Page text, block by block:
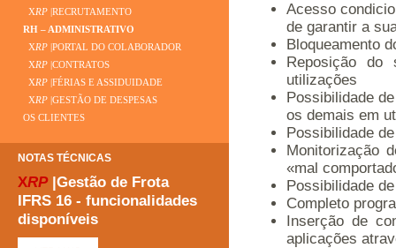
XRP |RECRUTAMENTO
RH – ADMINISTRATIVO
XRP |PORTAL DO COLABORADOR
XRP |CONTRATOS
XRP |FÉRIAS E ASSIDUIDADE
XRP |GESTÃO DE DESPESAS
OS CLIENTES
NOTAS TÉCNICAS
XRP|Gestão de Frota
IFRS 16 - funcionalidades
disponíveis
Acesso
de garantir a
Bloqueamento
Reposição do
utilizações
Possibilidade
os demais em
Possibilidade
Monitorização
«mal
Possibilidade
Completo
Inserção de
aplicações